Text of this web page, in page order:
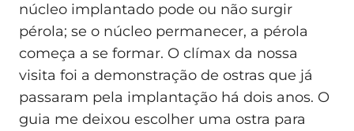
núcleo implantado pode ou não surgir
pérola; se o núcleo permanecer, a pérola
começa a se formar. O clímax da nossa
visita foi a demonstração de ostras que já
passaram pela implantação há dois anos. O
guia me deixou escolher uma ostra para